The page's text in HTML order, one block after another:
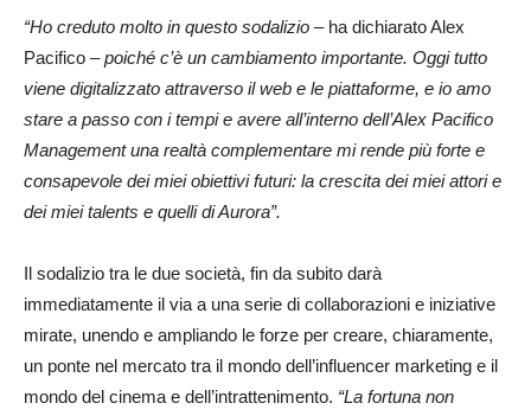
“Ho creduto molto in questo sodalizio – ha dichiarato Alex
Pacifico –poiché c’è un cambiamento importante. Oggi tutto
viene digitalizzato attraverso il web e le piattaforme, e io amo
stare a passo con i tempi e avere all’interno dell’Alex Pacifico
Management una realtà complementare mi rende più forte e
consapevole dei miei obiettivi futuri: la crescita dei miei attori e
dei miei talents e quelli di Aurora”.
Il sodalizio tra le due società, fin da subito darà
immediatamente il via a una serie di collaborazioni e iniziative
mirate, unendo e ampliando le forze per creare, chiaramente,
un ponte nel mercato tra il mondo dell’influencer marketing e il
mondo del cinema e dell’intrattenimento. “La fortuna non